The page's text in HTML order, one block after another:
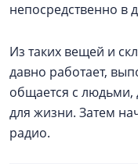
непосредственно в
Из таких вещей и
давно работает,
общается с людьми,
для жизни. Затем
радио.